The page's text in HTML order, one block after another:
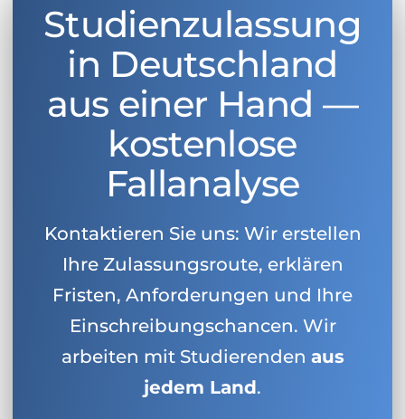
Studienzulassung
in Deutschland
aus einer Hand —
kostenlose
Fallanalyse
Kontaktieren Sie uns: Wir erstellen
Ihre Zulassungsroute, erklären
Fristen, Anforderungen und Ihre
Einschreibungschancen. Wir
arbeiten mit Studierenden aus
jedem Land.